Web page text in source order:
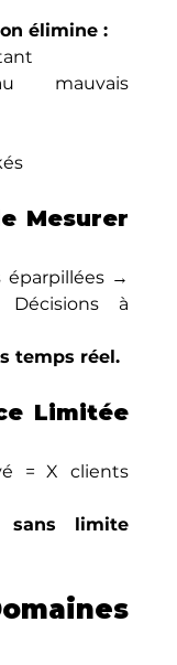
élimine :
mauvais
Mesurer
→
à
temps réel.
Limitée
= X clients
sans limite